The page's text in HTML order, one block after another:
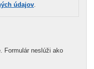
údajov.
Formulár neslúži ako